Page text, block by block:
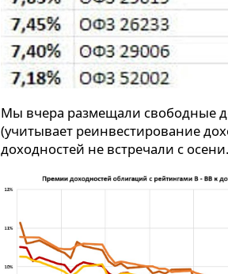
Мы вчера размещали свободные
(учитывает реинвестирование
доходностей не встречали с осени.